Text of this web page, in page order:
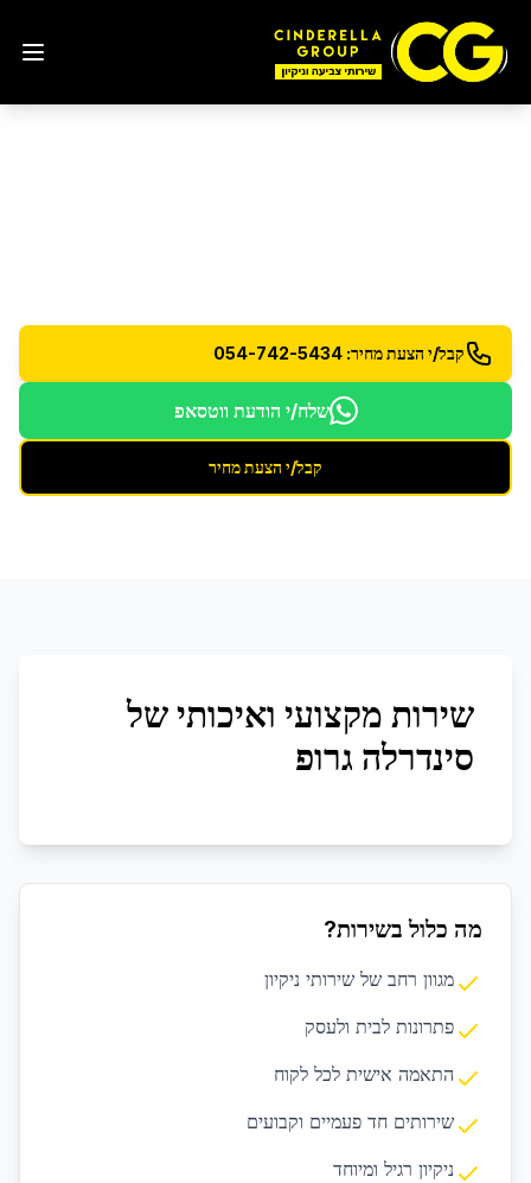
קבל/י הצעת מחיר: 054-742-5434
שלח/י הודעת ווטסאפ
קבל/י הצעת מחיר
שירות מקצועי ואיכותי של
סינדרלה גרופ
מה כלול בשירות?
מגוון רחב של שירותי ניקיון
פתרונות לבית ולעסק
התאמה אישית לכל לקוח
שירותים חד פעמיים וקבועים
ניקיון רגיל ומיוחד